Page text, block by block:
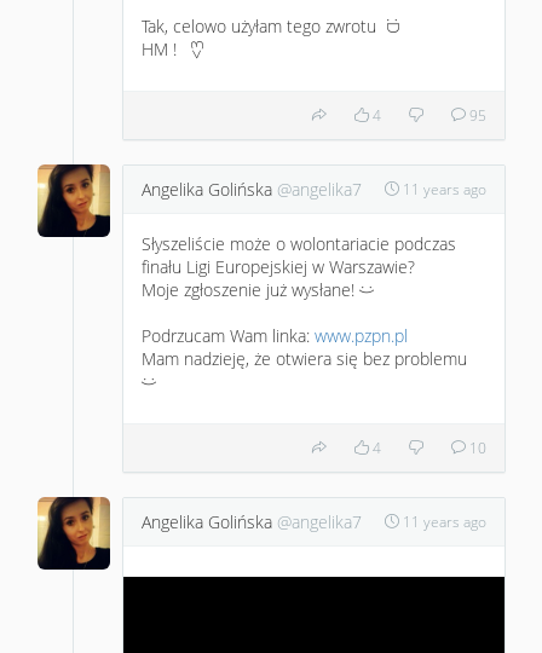
Tak, celowo użyłam tego zwrotu :D
HM ! <3
4 95
Angelika Golińska @angelika7 11 years ago
Słyszeliście może o wolontariacie podczas
finału Ligi Europejskiej w Warszawie?
Moje zgłoszenie już wysłane! :)
Podrzucam Wam linka: www.pzpn.pl
Mam nadzieję, że otwiera się bez problemu
:)
4 10
Angelika Golińska @angelika7 11 years ago